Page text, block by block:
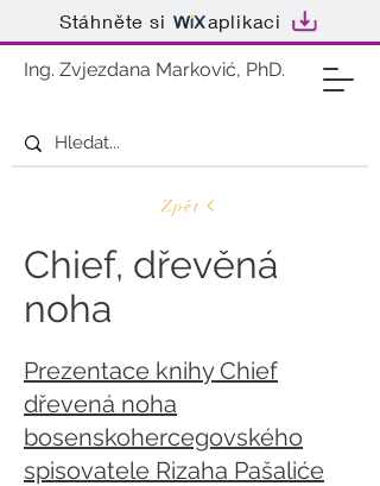
Stáhněte si aplikaci
Ing. Zvjezdana Marković, PhD.
Zpět
Chief, dřevěná
noha
Prezentace knihy Chief
dřevená noha
bosenskohercegovského
spisovatele Rizaha Pašaliće